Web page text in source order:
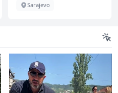
Sarajevo